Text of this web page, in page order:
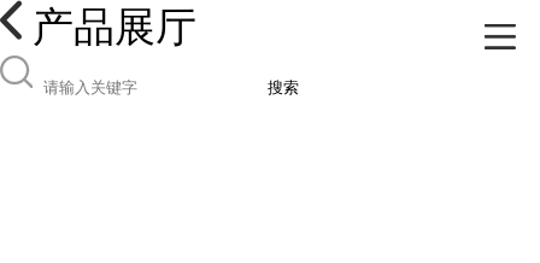
产品展厅
搜索